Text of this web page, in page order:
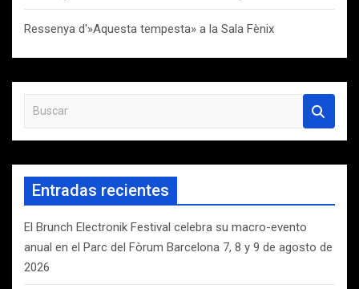
Ressenya d'»Aquesta tempesta» a la Sala Fènix
s
c
r
Entradas recientes
El Brunch Electronik Festival celebra su macro-evento
anual en el Parc del Fòrum Barcelona 7, 8 y 9 de agosto de
2026